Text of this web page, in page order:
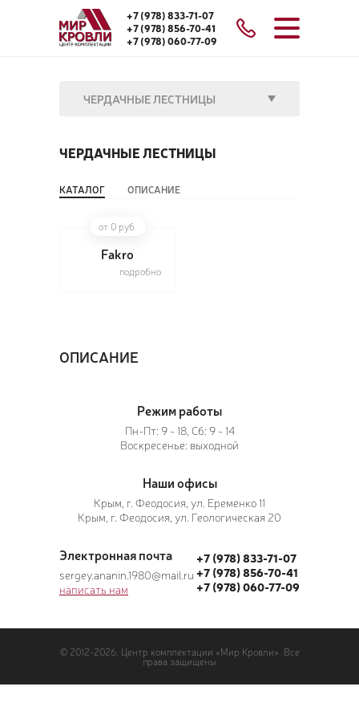
+7 (978) 833-71-07
+7 (978) 856-70-41
+7 (978) 060-77-09
ЧЕРДАЧНЫЕ ЛЕСТНИЦЫ
ЧЕРДАЧНЫЕ ЛЕСТНИЦЫ
КАТАЛОГ ОПИСАНИЕ
от 0 руб.
Fakro
подробно
ОПИСАНИЕ
Режим работы
Пн-Пт: 9 - 18, Сб: 9 - 14
Воскресенье: выходной
Наши офисы
Крым, г. Феодосия, ул. Еременко 11
Крым, г. Феодосия, ул. Геологическая 20
Электронная почта
sergey.ananin.1980@mail.ru
написать нам
+7 (978) 833-71-07
+7 (978) 856-70-41
+7 (978) 060-77-09
© 2012-2026. Центр комплектации «Мир Кровли». Все
права защищены